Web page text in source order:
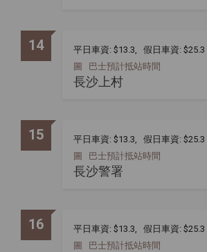
14 平日車資: $13.3, 假日車資: $25.3
圖
巴士預計抵站時間
長沙上村
15 平日車資: $13.3, 假日車資: $25.3
圖
巴士預計抵站時間
長沙警署
16 平日車資: $13.3, 假日車資: $25.3
圖
巴士預計抵站時間